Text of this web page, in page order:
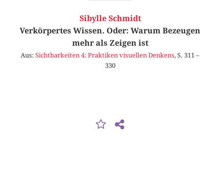
Sibylle Schmidt
Verkörpertes Wissen. Oder: Warum Bezeugen
mehr als Zeigen ist
Aus: Sichtbarkeiten 4: Praktiken visuellen Denkens, S. 311 –
330